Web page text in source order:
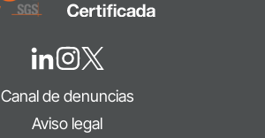
Canal de denuncias
Aviso legal